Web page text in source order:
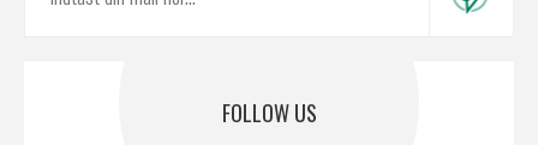
FOLLOW US